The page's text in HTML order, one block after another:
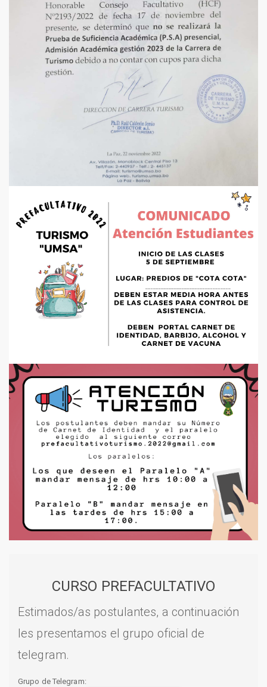
CURSO PREFACULTATIVO
Estimados/as postulantes, a continuación
les presentamos el grupo oficial de
telegram.
Grupo de Telegram: